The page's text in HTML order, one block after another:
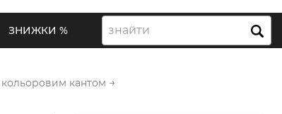
ЗНИЖКИ % знайти
кантом →